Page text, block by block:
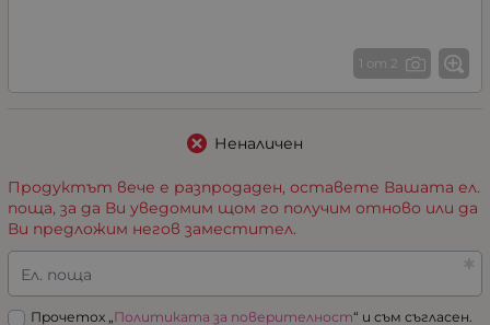
1 от 2
Неналичен
Продуктът вече е разпродаден, оставете Вашата ел.
поща, за да Ви уведомим щом го получим отново или да
Ви предложим негов заместител.
Ел. поща
Прочетох „ Политиката за поверителност“ и съм съгласен.